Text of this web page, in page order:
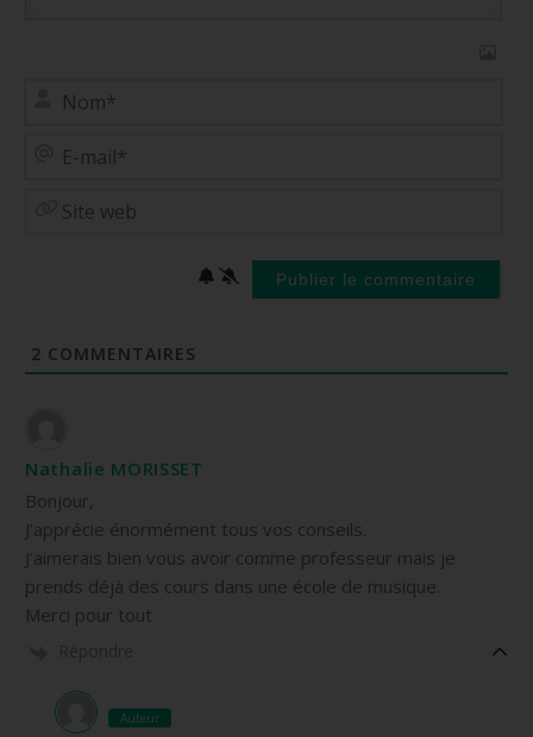
2 COMMENTAIRES
Nathalie MORISSET
Bonjour,
J’apprécie énormément tous vos conseils.
J’aimerais bien vous avoir comme professeur mais je
prends déjà des cours dans une école de musique.
Merci pour tout
Auteur